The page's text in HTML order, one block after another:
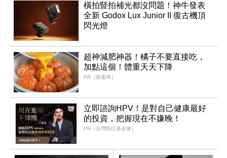
橫拍豎拍補光都沒問題！神牛發表
全新 Godox Lux Junior II 復古機頂
閃光燈
超神減肥神器！橘子不要直接吃，
加點這個！體重天天下降
PR（新素簡）
立即諮詢HPV！是對自己健康最好
的投資，把握現在不嫌晚！
PR（台灣癌症基金會）